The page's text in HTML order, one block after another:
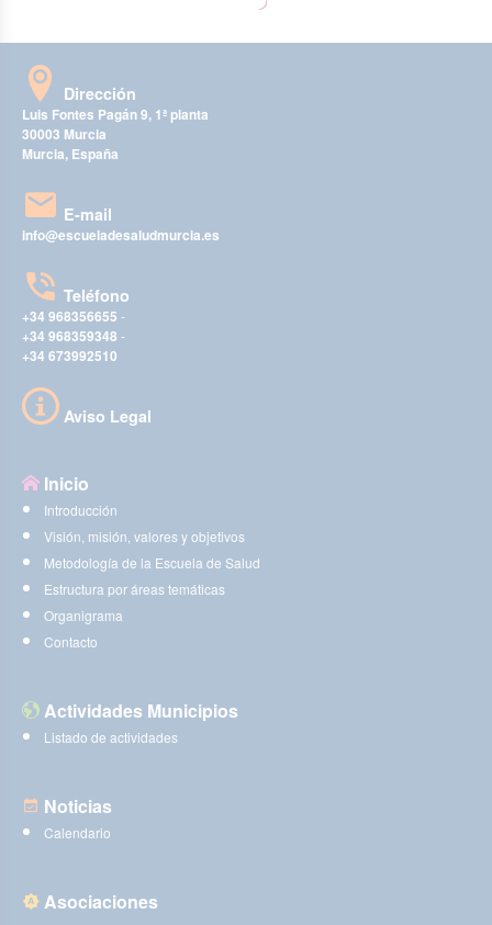
Dirección
Luis Fontes Pagán 9, 1ª planta
30003 Murcia
Murcia, España
E-mail
info@escueladesaludmurcia.es
Teléfono
+34 968356655 -
+34 968359348 -
+34 673992510
Aviso Legal
Inicio
Introducción
Visión, misión, valores y objetivos
Metodología de la Escuela de Salud
Estructura por áreas temáticas
Organigrama
Contacto
Actividades Municipios
Listado de actividades
Noticias
Calendario
Asociaciones